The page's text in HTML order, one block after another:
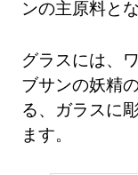
ンの主原料と
グラスには、
ブサンの妖精
る、ガラスに
ます。